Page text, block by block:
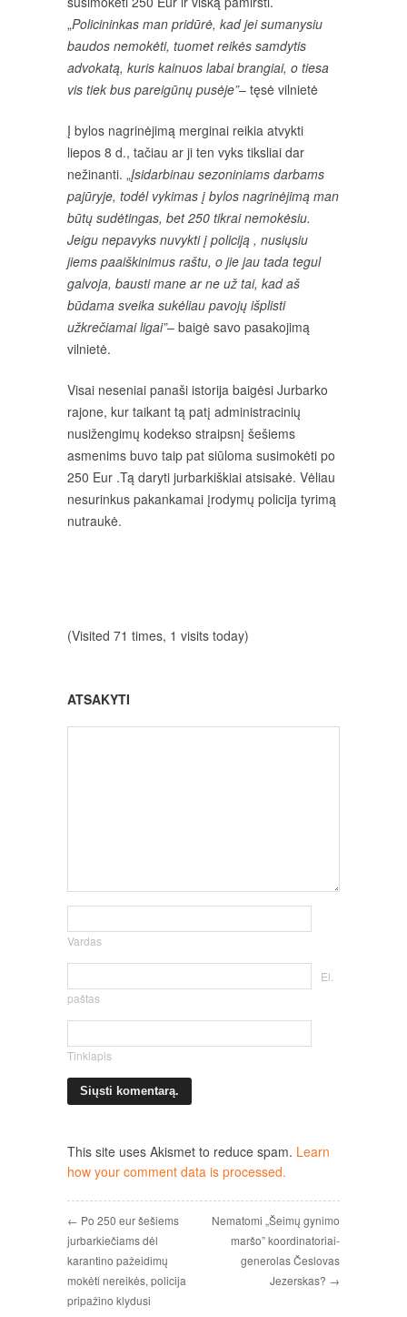
„Policininkas man pridūrė, kad jei sumanysiu
baudos nemokėti, tuomet reikės samdytis
advokatą, kuris kainuos labai brangiai, o tiesa
vis tiek bus pareigūnų pusėje”– tęsė vilnietė
Į bylos nagrinėjimą merginai reikia atvykti
liepos 8 d., tačiau ar ji ten vyks tiksliai dar
nežinanti. „Įsidarbinau sezoniniams darbams
pajūryje, todėl vykimas į bylos nagrinėjimą man
būtų sudėtingas, bet 250 tikrai nemokėsiu.
Jeigu nepavyks nuvykti į policiją , nusiųsiu
jiems paaiškinimus raštu, o jie jau tada tegul
galvoja, bausti mane ar ne už tai, kad aš
būdama sveika sukėliau pavojų išplisti
užkrečiamai ligai”– baigė savo pasakojimą
vilnietė.
Visai neseniai panaši istorija baigėsi Jurbarko
rajone, kur taikant tą patį administracinių
nusižengimų kodekso straipsnį šešiems
asmenims buvo taip pat siūloma susimokėti po
250 Eur .Tą daryti jurbarkiškiai atsisakė. Vėliau
nesurinkus pakankamai įrodymų policija tyrimą
nutraukė.
(Visited 71 times, 1 visits today)
ATSAKYTI
Vardas
El.
paštas
Tinklapis
This site uses Akismet to reduce spam. Learn
how your comment data is processed.
← Po 250 eur šešiems
jurbarkiečiams dėl
karantino pažeidimų
mokėti nereikės, policija
pripažino klydusi
Nematomi „Šeimų gynimo
maršo” koordinatoriai-
generolas Česlovas
Jezerskas? →